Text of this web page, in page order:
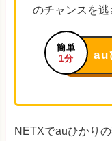
のチャンスを逃
簡単
1分
au
NETXでauひかり